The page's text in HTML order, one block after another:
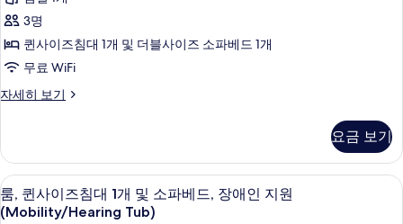
한
터
이
즈
침
1
및
소
파
베
3명
퀸사이즈침대 1개 및 더블사이즈 소파베드 1개
무료 WiFi
자세히 보기
룸,
즈
침
대
1
요금 보기
룸,
퀸
책상, 노트북 작업 공간, 암막 커튼, 다
5
룸, 퀸사이즈침대 1개 및 소파베드, 장애인 지원
(Mobility/Hearing Tub)